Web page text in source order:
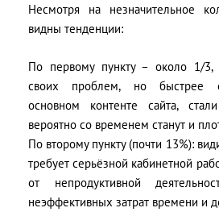
Несмотря на незначительное
видны тенденции:
По первому пункту – около 1/3,
своих проблем, но быстрее
основном контенте сайта,
вероятно со временем станут и
По второму пункту (почти 13%):
требует серьёзной кабинетной
от непродуктивной
неэффективных затрат времени и